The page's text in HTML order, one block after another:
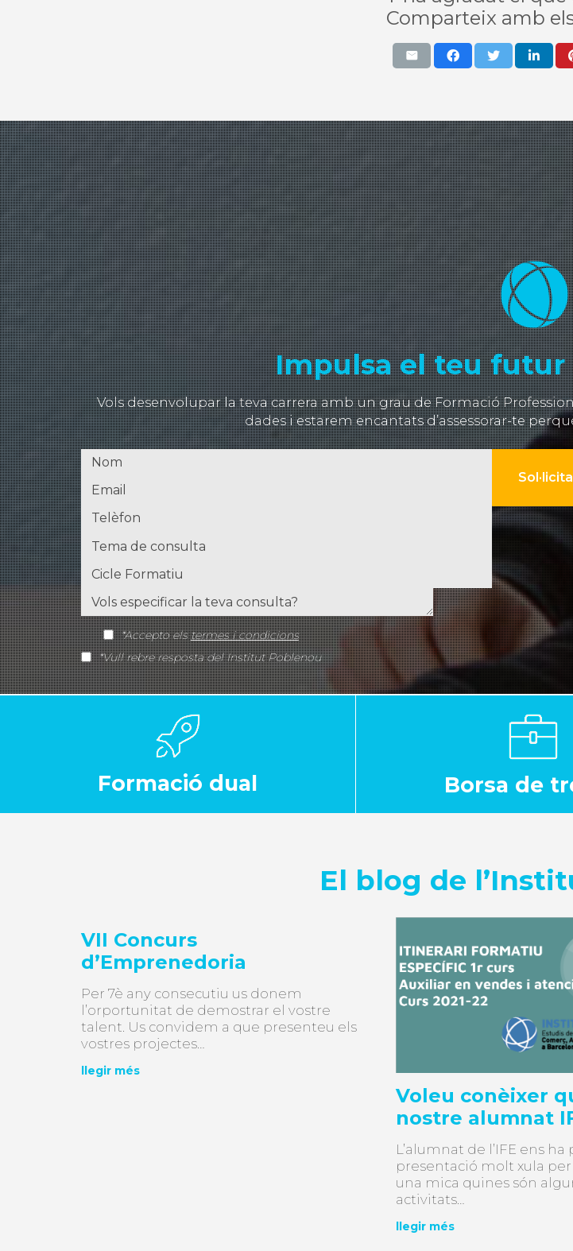
Comparteix amb
Impulsa el teu
Vols desenvolupar la teva carrera amb un grau de Formació
dades i estarem encantats d’assessorar-te
*Accepto elstermes i condicions
*Vull rebre resposta del Institut Poblenou
Formació dual Borsa de
El blog de
VII Concurs
d’Emprenedoria
Per 7è any consecutiu us donem
l’orportunitat de demostrar el vostre
talent. Us convidem a que presenteu els
vostres projectes…
llegir més
Voleu conèixer
nostre alumnat
L’alumnat de l’IFE ens
presentació molt xula
una mica quines són
activitats…
llegir més